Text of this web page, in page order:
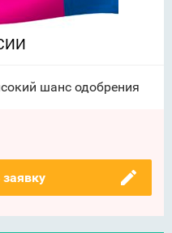
шанс одобрения